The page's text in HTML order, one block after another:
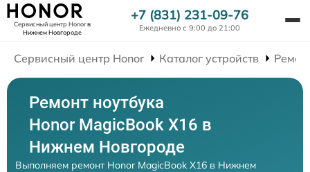
Сервисный центр Honorв
Нижнем Новгороде
+7 (831) 231-09-76
Ежедневно с 9:00 до 21:00
Сервисный центр Honor Каталог устройств
Ремонт ноутбука
Honor MagicBook X16 в
Нижнем Новгороде
Выполняем ремонт Honor MagicBook X16 в Нижнем